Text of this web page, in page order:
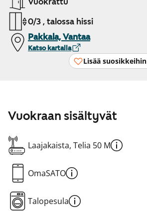
0/3 , talossa hissi
Pakkala, Vantaa
Katso kartalla
Lisää suosikkeihin
Vuokraan sisältyvät
Laajakaista, Telia 50 M
OmaSATO
Talopesula